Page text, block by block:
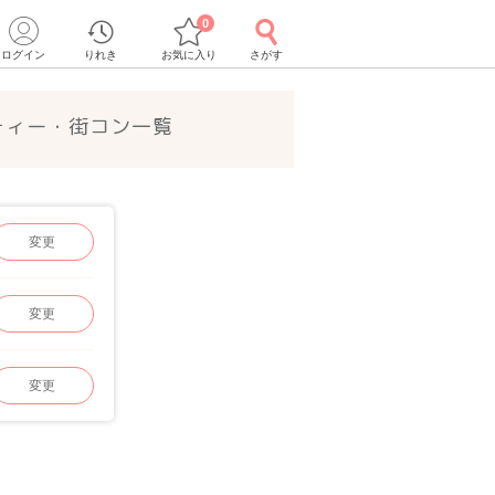
ログイン りれき お気に入り
0
さがす
ー・街コン一覧
変更
変更
変更